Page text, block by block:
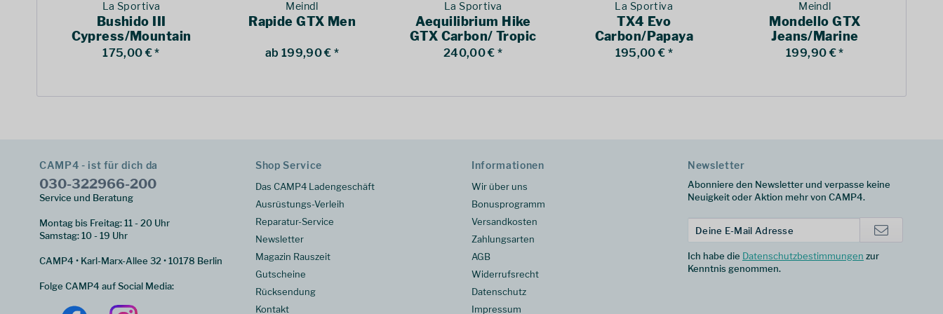
La Sportiva
Bushido III
Cypress/Mountain
Red
175,00 € *
Meindl
Rapide GTX Men
ab 199,90 € *
La Sportiva
Aequilibrium Hike
GTX Carbon/ Tropic
Blue
240,00 € *
La Sportiva
TX4 Evo
Carbon/Papaya
195,00 € *
Meindl
Mondello GTX
Jeans/Marine
199,90 € *
CAMP4 - ist für dich da
030-322966-200
Service und Beratung
Montag bis Freitag: 11 - 20 Uhr
Samstag: 10 - 19 Uhr
CAMP4 • Karl-Marx-Allee 32 • 10178 Berlin
Folge CAMP4 auf Social Media:
Shop Service
Das CAMP4 Ladengeschäft
Ausrüstungs-Verleih
Reparatur-Service
Newsletter
Magazin Rauszeit
Gutscheine
Rücksendung
Kontakt
Informationen
Wir über uns
Bonusprogramm
Versandkosten
Zahlungsarten
AGB
Widerrufsrecht
Datenschutz
Impressum
Newsletter
Abonniere den Newsletter und verpasse keine
Neuigkeit oder Aktion mehr von CAMP4.
Ich habe die Datenschutzbestimmungen zur
Kenntnis genommen.